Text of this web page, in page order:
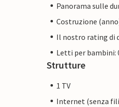
Panorama sulle
Costruzione
Il nostro rating di
Letti per bambini:
Strutture
1 TV
Internet (senza